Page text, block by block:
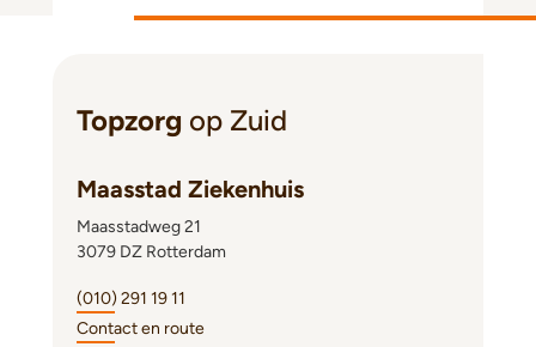
Topzorg op Zuid
Maasstad Ziekenhuis
Maasstadweg 21
3079 DZ Rotterdam
(010) 291 19 11
Contact en route